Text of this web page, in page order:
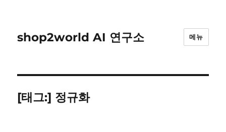
shop2world AI 연구소 메뉴
[태그:] 정규화